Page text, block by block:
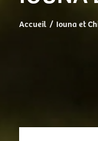
Accueil Iouna et